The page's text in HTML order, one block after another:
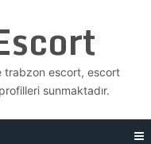
trabzon escort, escort
sunmaktadır.